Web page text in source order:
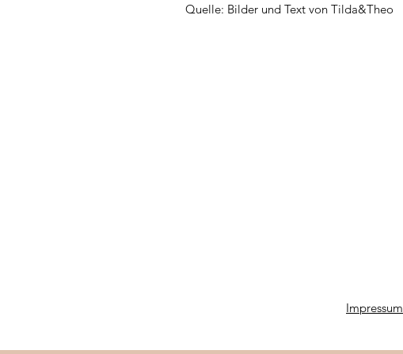
Quelle: Bilder und Text von Tilda&Theo
Impressum